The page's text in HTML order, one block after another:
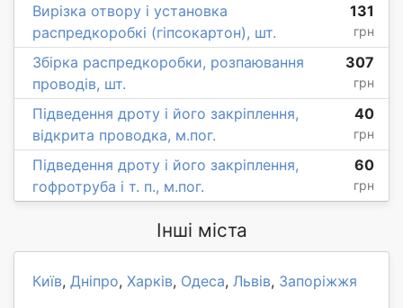
Вирізка отвору і установка
распредкоробкі (гіпсокартон), шт.
131
грн
Збірка распредкоробки, розпаювання
проводів, шт.
307
грн
Підведення дроту і його закріплення,
відкрита проводка, м.пог.
40
грн
Підведення дроту і його закріплення,
гофротруба і т. п., м.пог.
60
грн
Інші міста
Київ, Дніпро, Харків, Одеса, Львів, Запоріжжя